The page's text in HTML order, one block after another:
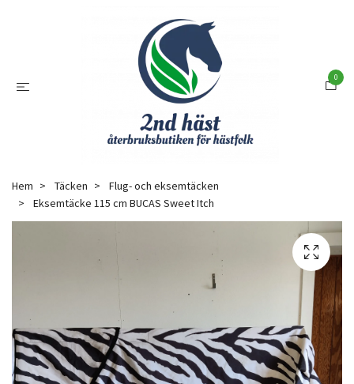
0
Hem Täcken
Flug- och eksemtäcken
Eksemtäcke 115 cm BUCAS Sweet Itch